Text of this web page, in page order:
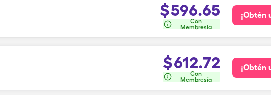
$596.65
Con
Membresía
¡Obtén
$612.72
Con
Membresía
¡Obtén